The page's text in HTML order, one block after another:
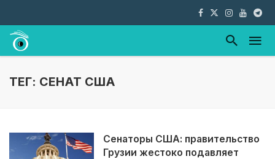
ТЕГ: СЕНАТ США
Сенаторы США: правительство
Грузии жестоко подавляет